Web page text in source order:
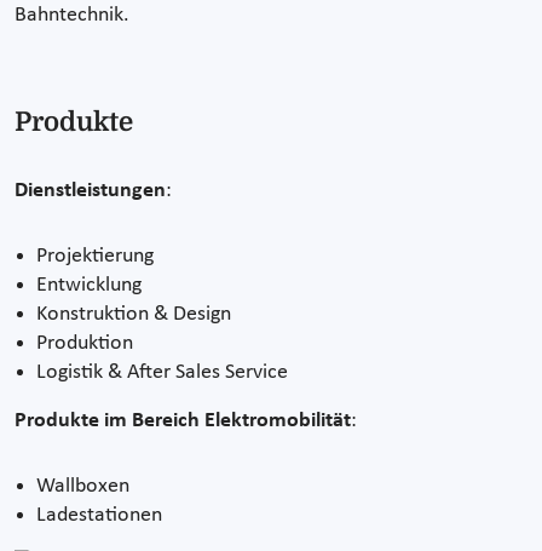
Bahntechnik.
Produkte
Dienstleistungen:
Projektierung
Entwicklung
Konstruktion & Design
Produktion
Logistik & After Sales Service
Produkte im Bereich Elektromobilität:
Wallboxen
Ladestationen